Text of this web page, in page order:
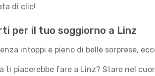
di clic!
per il tuo soggiorno a Linz
intoppi e pieno di belle sorprese,
ti piacerebbe fare a Linz? Stare nel